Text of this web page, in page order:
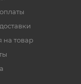
на товар